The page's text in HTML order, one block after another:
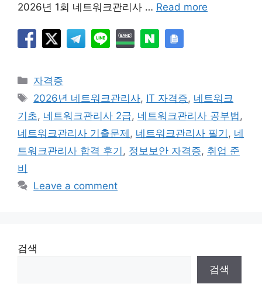
2026년 1회 네트워크관리사 … Read more
Categories
자격증
Tags
2026년 네트워크관리사, IT 자격증, 네트워크
기초, 네트워크관리사 2급, 네트워크관리사 공부법,
네트워크관리사 기출문제 , 네트워크관리사 필기 , 네
트워크관리사 합격 후기 , 정보보안 자격증, 취업 준
비
Leave a comment
검색
검색